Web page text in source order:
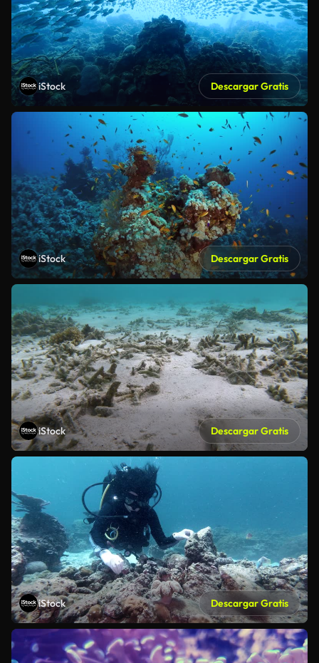
iStock Descargar Gratis
iStock Descargar Gratis
iStock Descargar Gratis
iStock Descargar Gratis